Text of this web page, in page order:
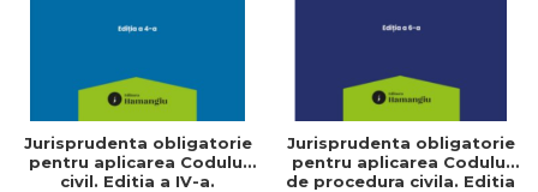
Jurisprudenta obligatorie
pentru aplicarea Codului
civil. Editia a IV-a.
Jurisprudenta obligatorie
pentru aplicarea Codului
de procedura civila. Editia